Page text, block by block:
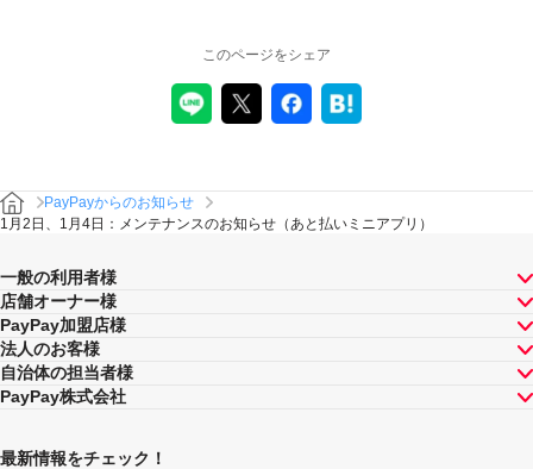
このページをシェア
PayPayからのお知らせ
1月2日、1月4日：メンテナンスのお知らせ（あと払いミニアプリ）
一般の利用者様
店舗オーナー様
PayPay加盟店様
法人のお客様
自治体の担当者様
PayPay株式会社
最新情報をチェック！